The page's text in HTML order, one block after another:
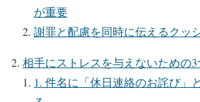
が重要
謝罪と配慮を同時に伝えるクッ
相手にストレスを与えないための
1. 件名に「休日連絡のお詫び」